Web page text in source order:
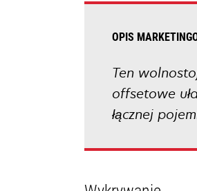
OPIS
Ten
offsetowe
łącznej